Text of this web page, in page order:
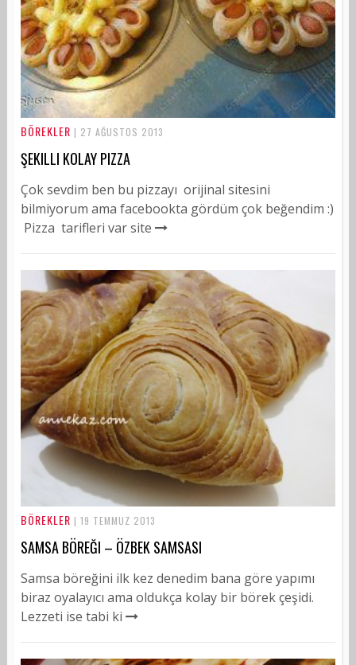
BÖREKLER | 27 AĞUSTOS 2013
ŞEKILLI KOLAY PIZZA
Çok sevdim ben bu pizzayı orijinal sitesini
bilmiyorum ama facebookta gördüm çok beğendim :)
Pizza tarifleri var site
BÖREKLER | 19 TEMMUZ 2013
SAMSA BÖREĞI – ÖZBEK SAMSASI
Samsa böreğini ilk kez denedim bana göre yapımı
biraz oyalayıcı ama oldukça kolay bir börek çeşidi.
Lezzeti ise tabi ki